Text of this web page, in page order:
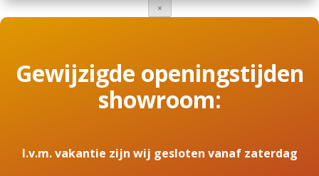
×
Gewijzigde openingstijden
showroom:
I.v.m. vakantie zijn wij gesloten vanaf zaterdag